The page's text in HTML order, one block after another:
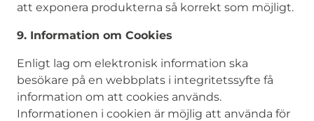
att exponera produkterna så korrekt som möjligt.
9. Information om Cookies
Enligt lag om elektronisk information ska
besökare på en webbplats i integritetssyfte få
information om att cookies används.
Informationen i cookien är möjlig att använda för